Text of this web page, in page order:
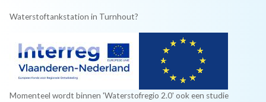
Waterstoftankstation in Turnhout?
Momenteel wordt binnen 'Waterstofregio 2.0' ook een studie